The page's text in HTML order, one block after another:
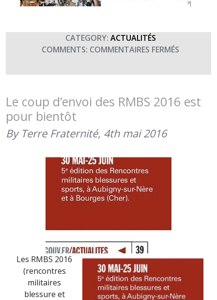
CATEGORY: ACTUALITÉS
COMMENTS: COMMENTAIRES FERMÉS
RMBS
Le coup d’envoi des RMBS 2016 est
pour bientôt
By Terre Fraternité, 4th mai 2016
Les RMBS 2016
(rencontres
militaires
blessure et